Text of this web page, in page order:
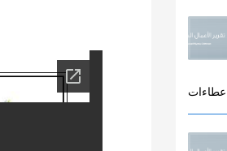
عطاءات